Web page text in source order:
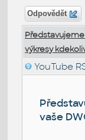
Odpovědět
výkresy
YouTube
vaše